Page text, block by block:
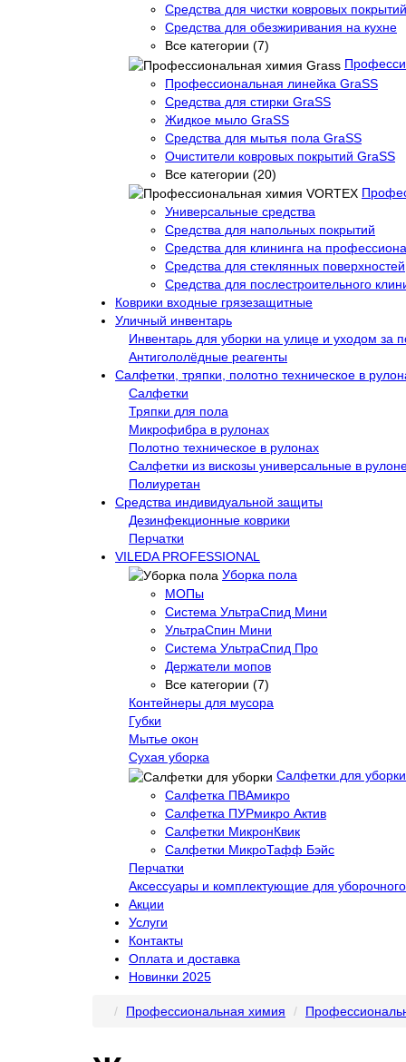
Средства для чистки ковровых покрытий
Средства для обезжиривания на кухне
Все категории (7)
Профессиональная линейка GraSS
Средства для стирки GraSS
Жидкое мыло GraSS
Средства для мытья пола GraSS
Очистители ковровых покрытий GraSS
Все категории (20)
Универсальные средства
Средства для напольных покрытий
Средства для клининга на
Средства для стеклянных поверхностей
Средства для послестроительного
Коврики входные грязезащитные
Уличный инвентарь
Инвентарь для уборки на улице и уходом за
Антигололёдные реагенты
Салфетки, тряпки, полотно техническое в
Салфетки
Тряпки для пола
Микрофибра в рулонах
Полотно техническое в рулонах
Салфетки из вискозы универсальные в
Полиуретан
Средства индивидуальной защиты
Дезинфекционные коврики
Перчатки
VILEDA PROFESSIONAL
Уборка пола
МОПы
Система УльтраСпид Мини
УльтраСпин Мини
Система УльтраСпид Про
Держатели мопов
Все категории (7)
Контейнеры для мусора
Губки
Мытье окон
Сухая уборка
Салфетки для уборки
Салфетка ПВАмикро
Салфетка ПУРмикро Актив
Салфетки МикронКвик
Салфетки МикроТафф Бэйс
Перчатки
Аксессуары и комплектующие для
Акции
Услуги
Контакты
Оплата и доставка
Новинки 2025
Профессиональная химия